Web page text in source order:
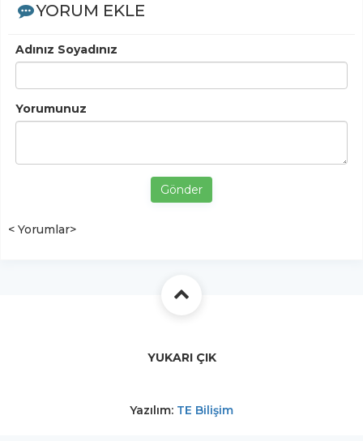
YORUM EKLE
Adınız Soyadınız
Yorumunuz
Gönder
< Yorumlar>
YUKARI ÇIK
Yazılım: TE Bilişim